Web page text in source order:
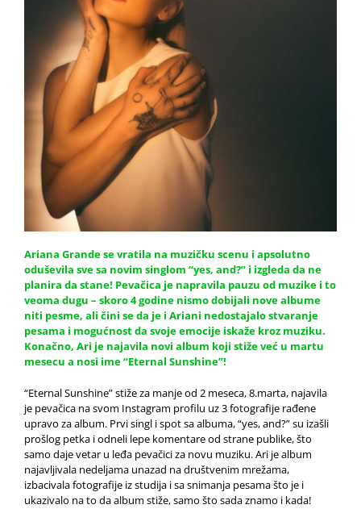
Ariana Grande se vratila na muzičku scenu i apsolutno
oduševila sve sa novim singlom “yes, and?” i izgleda da ne
planira da stane! Pevačica je napravila pauzu od muzike i to
veoma dugu – skoro 4 godine nismo dobijali nove albume
niti pesme, ali čini se da je i Ariani nedostajalo stvaranje
pesama i mogućnost da svoje emocije iskaže kroz muziku.
Konačno, Ari je najavila novi album koji stiže već u martu
mesecu a nosi ime “Eternal Sunshine”!
“Eternal Sunshine” stiže za manje od 2 meseca, 8.marta, najavila
je pevačica na svom Instagram profilu uz 3 fotografije rađene
upravo za album. Prvi singl i spot sa albuma, “yes, and?” su izašli
prošlog petka i odneli lepe komentare od strane publike, što
samo daje vetar u leđa pevačici za novu muziku. Ari je album
najavljivala nedeljama unazad na društvenim mrežama,
izbacivala fotografije iz studija i sa snimanja pesama što je i
ukazivalo na to da album stiže, samo što sada znamo i kada!